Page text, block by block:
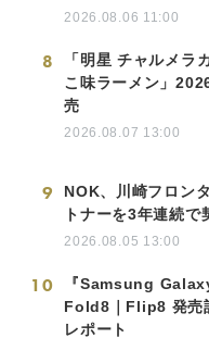
2026.08.06 11:00
8
「明星 チャルメラ
こ味ラーメン」
売
2026.08.07 13:00
9
NOK、川崎フロン
トナーを3年連続で
2026.08.05 13:00
10
『Samsung
Fold8｜Flip8 発売
レポート